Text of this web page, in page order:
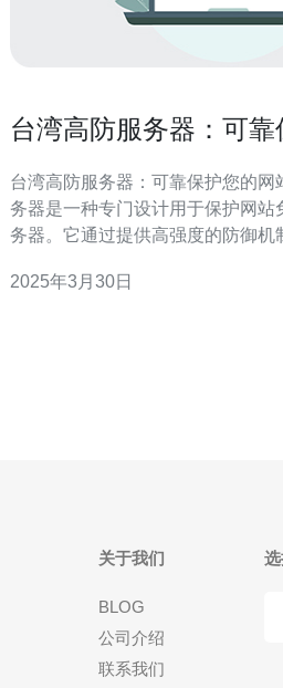
台湾高防服务器：可靠
台湾高防服务器：可靠保护您的网站安全 台
务器是一种专门设计用于保护网站
务器。它通过提供高强度的防御机
的技术，能够有效识别和阻止各种
2025年3月30日
关于我们
BLOG
公司介绍
联系我们